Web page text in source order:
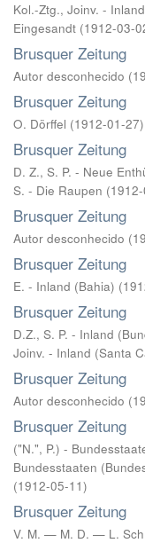
Kol.-Ztg., Joinv. -
Eingesandt (1912-03-
Brusquer Zeitung
Autor desconhecido (
Brusquer Zeitung
O. Dörffel (1912-01-27)
Brusquer Zeitung
D. Z., S. P. - Neue
S. - Die Raupen (
Brusquer Zeitung
Autor desconhecido (
Brusquer Zeitung
E. - Inland (Bahia) (
Brusquer Zeitung
D.Z., S. P. - Inland
Joinv. - Inland (Santa
Brusquer Zeitung
Autor desconhecido (
Brusquer Zeitung
("N.", P.) -
Bundesstaaten
(1912-05-11)
Brusquer Zeitung
V. M. — M. D. — L.